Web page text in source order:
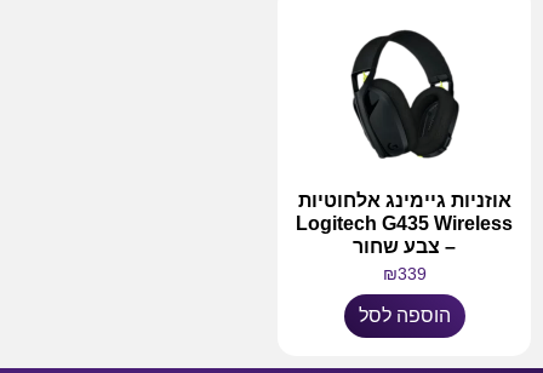
אוזניות גיימינג אלחוטיות
Logitech G435 Wireless
– צבע שחור
₪339
הוספה לסל